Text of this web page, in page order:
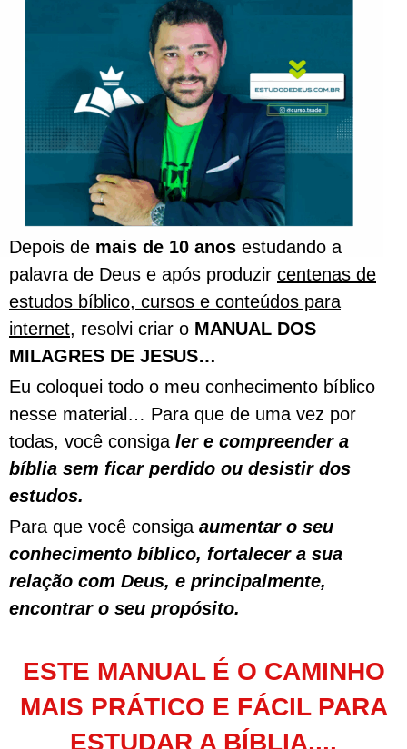
Depois de mais de 10 anos estudando a
palavra de Deus e após produzir centenas de
estudos bíblico, cursos e conteúdos para
internet, resolvi criar o MANUAL DOS
MILAGRES DE JESUS…
Eu coloquei todo o meu conhecimento bíblico
nesse material… Para que de uma vez por
todas, você consiga ler e compreender a
bíblia sem ficar perdido ou desistir dos
estudos.
Para que você consiga aumentar o seu
conhecimento bíblico, fortalecer a sua
relação com Deus, e principalmente,
encontrar o seu propósito.
ESTE MANUAL É O CAMINHO
MAIS PRÁTICO E FÁCIL PARA
ESTUDAR A BÍBLIA....